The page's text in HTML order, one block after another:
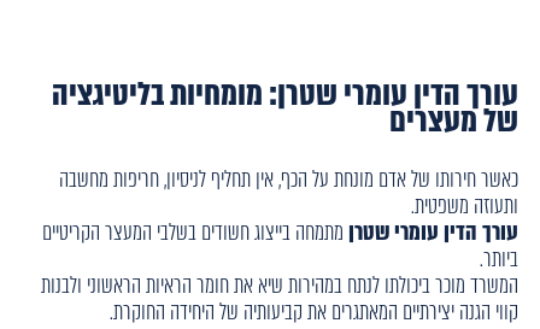
עורך הדין עומרי שטרן: מומחיות בליטיגציה
של מעצרים
כאשר חירותו של אדם מונחת על הכף, אין תחליף לניסיון, חריפות מחשבה
ותעוזה משפטית.
עורך הדין עומרי שטרן מתמחה בייצוג חשודים בשלבי המעצר הקריטיים
ביותר.
המשרד מוכר ביכולתו לנתח במהירות שיא את חומר הראיות הראשוני ולבנות
קווי הגנה יצירתיים המאתגרים את קביעותיה של היחידה החוקרת.